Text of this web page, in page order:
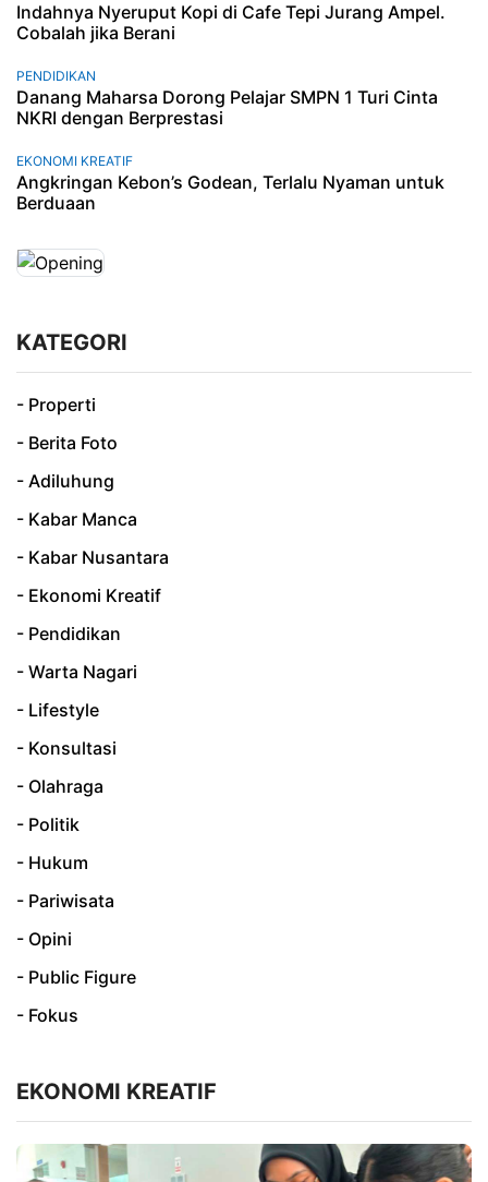
Indahnya Nyeruput Kopi di Cafe Tepi Jurang Ampel.
Cobalah jika Berani
PENDIDIKAN
Danang Maharsa Dorong Pelajar SMPN 1 Turi Cinta
NKRI dengan Berprestasi
EKONOMI KREATIF
Angkringan Kebon’s Godean, Terlalu Nyaman untuk
Berduaan
KATEGORI
- Properti
- Berita Foto
- Adiluhung
- Kabar Manca
- Kabar Nusantara
- Ekonomi Kreatif
- Pendidikan
- Warta Nagari
- Lifestyle
- Konsultasi
- Olahraga
- Politik
- Hukum
- Pariwisata
- Opini
- Public Figure
- Fokus
EKONOMI KREATIF